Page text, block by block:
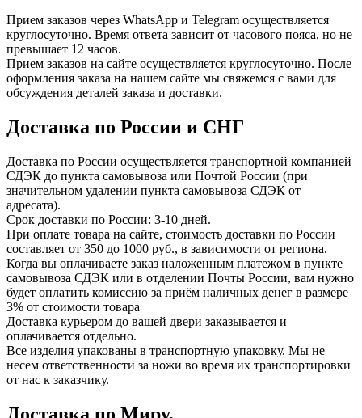
Прием заказов через WhatsApp и Telegram осуществляется
круглосуточно. Время ответа зависит от часового пояса, но не
превышает 12 часов.
Прием заказов на сайте осуществляется круглосуточно. После
оформления заказа на нашем сайте мы свяжемся с вами для
обсуждения деталей заказа и доставки.
Доставка по России и СНГ
Доставка по России осуществляется транспортной компанией
СДЭК до пункта самовывоза или Почтой России (при
значительном удалении пункта самовывоза СДЭК от
адресата).
Срок доставки по России: 3-10 дней.
При оплате товара на сайте, стоимость доставки по России
составляет от 350 до 1000 руб., в зависимости от региона.
Когда вы оплачиваете заказ наложенным платежом в пункте
самовывоза СДЭК или в отделении Почты России, вам нужно
будет оплатить комиссию за приём наличных денег в размере
3% от стоимости товара
Доставка курьером до вашей двери заказывается и
оплачивается отдельно.
Все изделия упакованы в транспортную упаковку. Мы не
несем ответственности за ножи во время их транспортировки
от нас к заказчику.
Доставка по Миру.